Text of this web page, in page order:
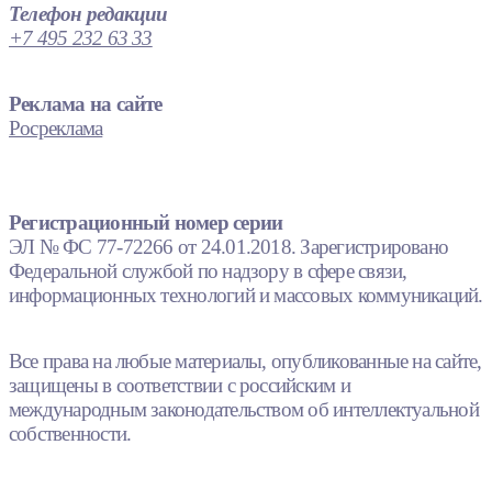
Телефон редакции
+7 495 232 63 33
Реклама на сайте
Росреклама
Регистрационный номер серии
ЭЛ № ФС 77-72266 от 24.01.2018. Зарегистрировано
Федеральной службой по надзору в сфере связи,
информационных технологий и массовых коммуникаций.
Все права на любые материалы, опубликованные на сайте,
защищены в соответствии с российским и
международным законодательством об интеллектуальной
собственности.